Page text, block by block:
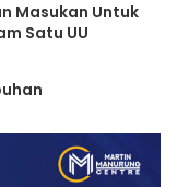
Masukan Untuk
Satu UU